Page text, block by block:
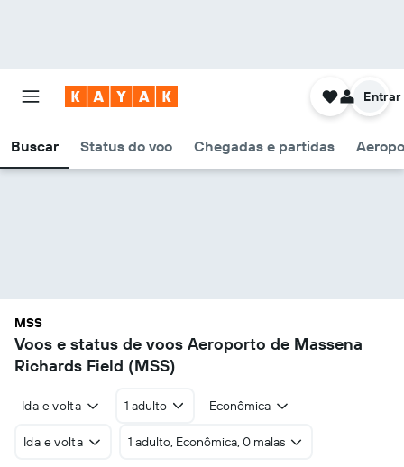
Buscar Status do voo Chegadas e partidas
Entrar
MSS
Voos e status de voos Aeroporto de Massena
Richards Field (MSS)
Ida e volta 1 adulto Econômica
Ida e volta 1 adulto, Econômica, 0 malas